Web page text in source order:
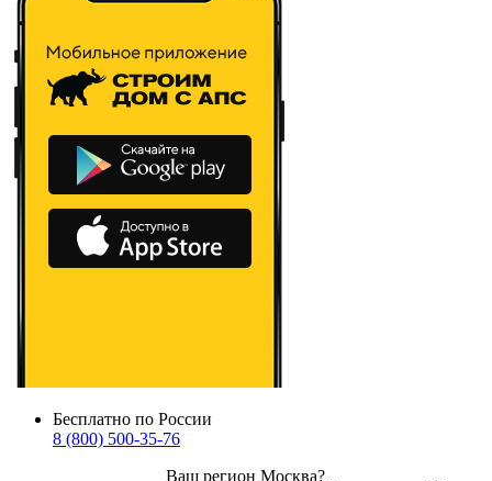
Бесплатно по России
8 (800) 500-35-76
Ваш регион Москва?